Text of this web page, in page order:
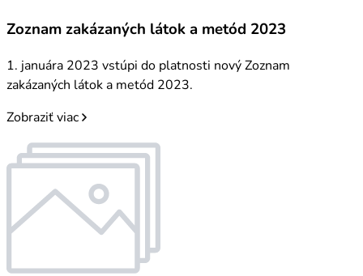
Zoznam zakázaných látok a metód 2023
1. januára 2023 vstúpi do platnosti nový Zoznam
zakázaných látok a metód 2023.
Zobraziť viac